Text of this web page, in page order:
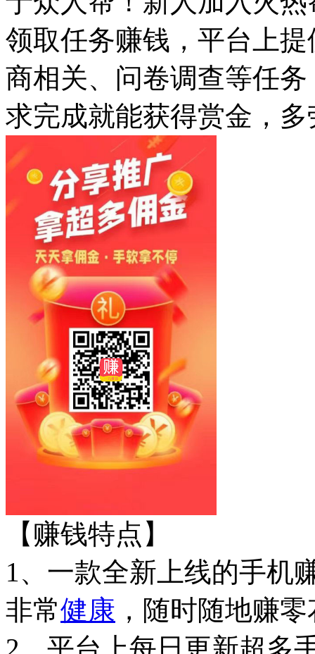
领取任务赚钱，平台上
商相关、问卷调查等任
求完成就能获得赏金，
【赚钱特点】
1、一款全新上线的手机
非常健康 ，随时随地赚
2、平台上每日更新超多